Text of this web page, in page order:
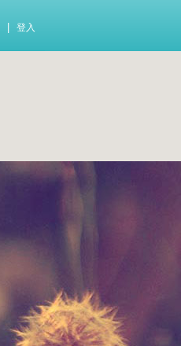
登入